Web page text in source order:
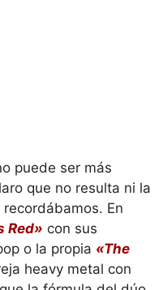
puede ser más
que no resulta ni la
En
Red» con sus
o la propia «The
heavy metal con